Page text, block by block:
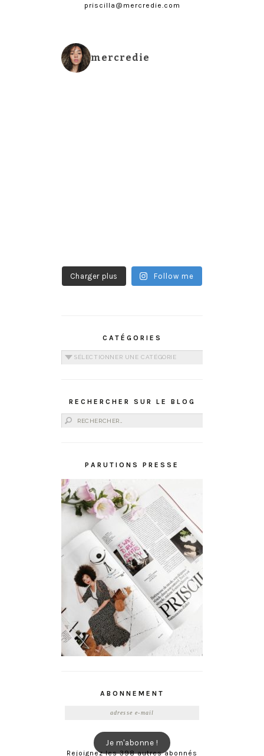
priscilla@mercredie.com
mercredie
Charger plus Follow me
CATÉGORIES
Catégories
RECHERCHER SUR LE BLOG
Rechercher :
PARUTIONS PRESSE
ABONNEMENT
Je m'abonne !
Rejoignez les 398 autres abonnés